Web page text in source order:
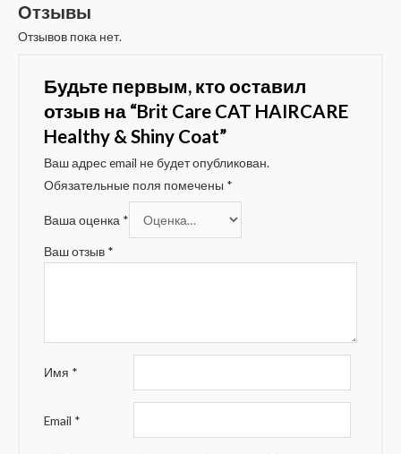
Отзывы
Отзывов пока нет.
Будьте первым, кто оставил
отзыв на “Brit Care CAT HAIRCARE
Healthy & Shiny Coat”
Ваш адрес email не будет опубликован.
Обязательные поля помечены *
Ваша оценка *
Ваш отзыв *
Имя *
Email *